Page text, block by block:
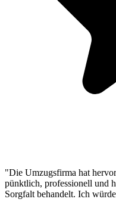
"Die Umzugsfirma hat
pünktlich, professionell und
Sorgfalt behandelt. Ich